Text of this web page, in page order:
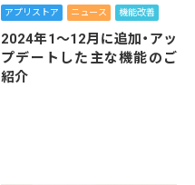
アプリストア ニュース 機能改善
2024年1～12月に追加・アッ
プデートした主な機能のご
紹介